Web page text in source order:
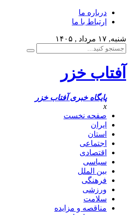
درباره ما
ارتباط با ما
شنبه, ۱۷ مرداد , ۱۴۰۵
آفتاب خزر
پایگاه خبری آفتاب خزر
x
صفحه نخست
ایران
استان
اجتماعی
اقتصادی
سیاسی
بین الملل
فرهنگی
ورزشی
سلامت
مناقصه و مزایده